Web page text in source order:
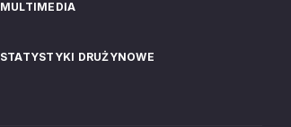
MULTIMEDIA
STATYSTYKI DRUŻYNOWE